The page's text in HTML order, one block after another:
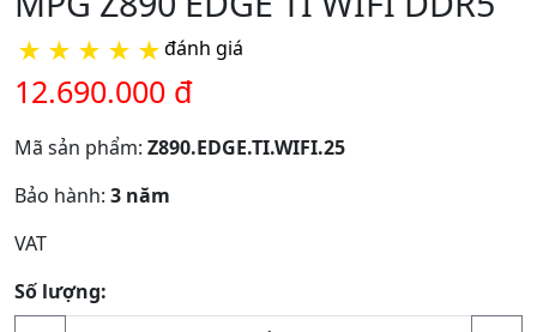
★ ★ ★ ★ ★đánh giá
12.690.000 đ
Mã sản phẩm: Z890.EDGE.TI.WIFI.25
Bảo hành: 3 năm
VAT
Số lượng: